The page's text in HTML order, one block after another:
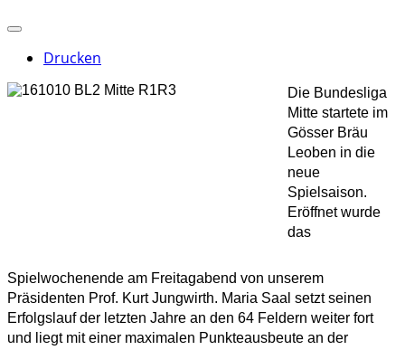
Drucken
Die Bundesliga
Mitte startete im
Gösser Bräu
Leoben in die
neue
Spielsaison.
Eröffnet wurde
das
Spielwochenende am Freitagabend von unserem
Präsidenten Prof. Kurt Jungwirth. Maria Saal setzt seinen
Erfolgslauf der letzten Jahre an den 64 Feldern weiter fort
und liegt mit einer maximalen Punkteausbeute an der